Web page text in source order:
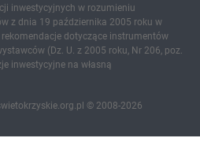
inwestycyjnych w rozumieniu
z dnia 19 października 2005 roku w
dotyczące instrumentów
(Dz. U. z 2005 roku, Nr 206, poz.
inwestycyjne na własną
© 2008-2026